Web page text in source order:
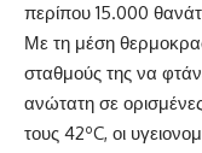
περίπου 15.000
Με τη μέση
σταθμούς της να
ανώτατη σε
τους 42ºC, οι